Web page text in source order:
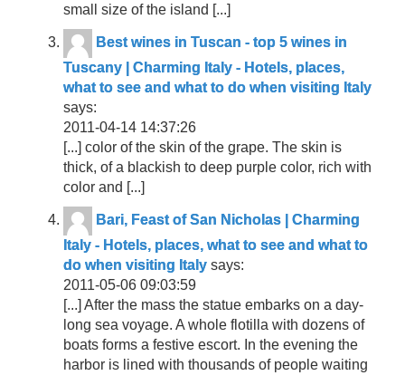
small size of the island [...]
Best wines in Tuscan - top 5 wines in
Tuscany | Charming Italy - Hotels, places,
what to see and what to do when visiting Italy
says:
2011-04-14 14:37:26
[...] color of the skin of the grape. The skin is
thick, of a blackish to deep purple color, rich with
color and [...]
Bari, Feast of San Nicholas | Charming
Italy - Hotels, places, what to see and what to
do when visiting Italy says:
2011-05-06 09:03:59
[...] After the mass the statue embarks on a day-
long sea voyage. A whole flotilla with dozens of
boats forms a festive escort. In the evening the
harbor is lined with thousands of people waiting